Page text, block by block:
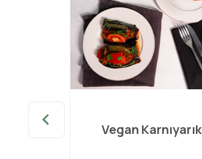
Vegan Karnıyarık